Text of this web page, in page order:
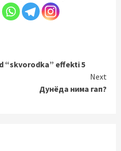
“skvorodka” effekti 5
Next
Дунёда нима гап?